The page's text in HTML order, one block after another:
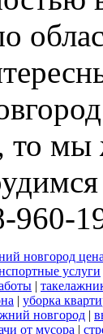
мы
960-
новгород
услуги
|
| уборка
новгород |
от мусора |